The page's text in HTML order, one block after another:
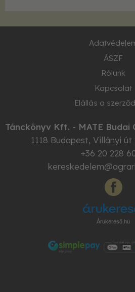
ÁSZF
Rólunk
Kapcsolat
Elállás a
Tánckönyv Kft. - MATE
1118 Budapest, Villányi út
+36 20 228
Árukereső.hu